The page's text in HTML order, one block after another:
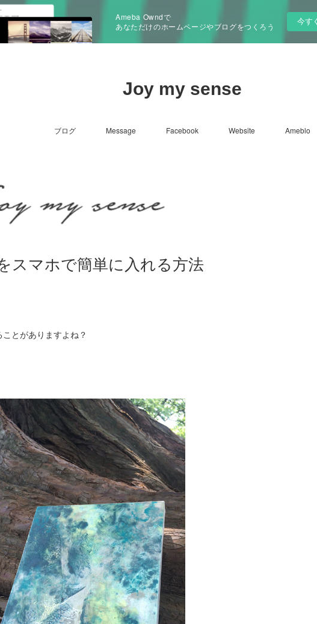
Ameba Owndで
あなただけのホームページやブログをつくろう
今す
Joy my sense
ブログ Message Facebook Website Ameblo
スマホで簡単に入れる方法
とがありますよね？